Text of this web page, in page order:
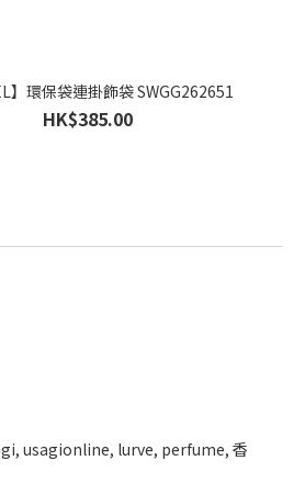
】環保袋連掛飾袋 SWGG262651
HK$385.00